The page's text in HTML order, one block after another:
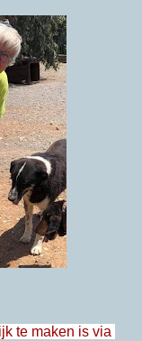
te maken is via